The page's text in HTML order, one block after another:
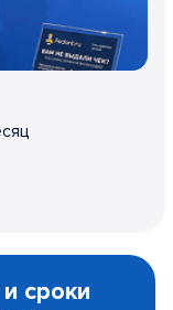
сроки